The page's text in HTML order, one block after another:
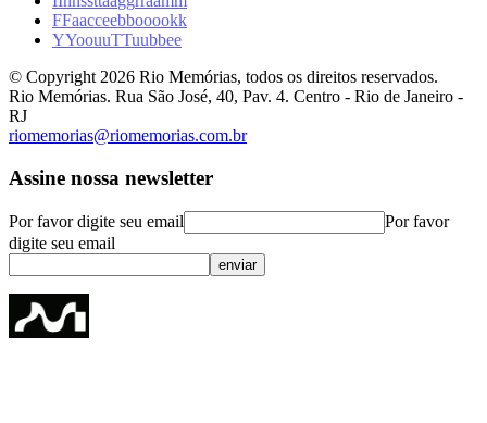
FFaacceebbooookk
YYoouuTTuubbee
© Copyright 2026 Rio Memórias, todos os direitos reservados.
Rio Memórias. Rua São José, 40, Pav. 4. Centro - Rio de Janeiro -
RJ
riomemorias@riomemorias.com.br
Assine nossa newsletter
Por favor digite seu email
Por favor
digite seu email
enviar